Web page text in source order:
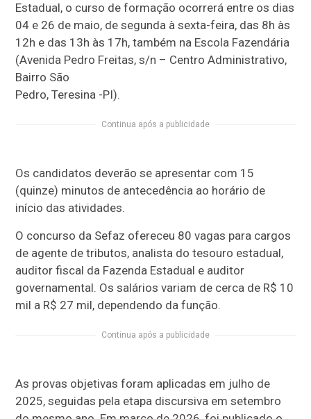
Estadual, o curso de formação ocorrerá entre os dias
04 e 26 de maio, de segunda à sexta-feira, das 8h às
12h e das 13h às 17h, também na Escola Fazendária
(Avenida Pedro Freitas, s/n – Centro Administrativo,
Bairro São
Pedro, Teresina -PI).
Continua após a publicidade
Os candidatos deverão se apresentar com 15
(quinze) minutos de antecedência ao horário de
início das atividades.
O concurso da Sefaz ofereceu 80 vagas para cargos
de agente de tributos, analista do tesouro estadual,
auditor fiscal da Fazenda Estadual e auditor
governamental. Os salários variam de cerca de R$ 10
mil a R$ 27 mil, dependendo da função.
Continua após a publicidade
As provas objetivas foram aplicadas em julho de
2025, seguidas pela etapa discursiva em setembro